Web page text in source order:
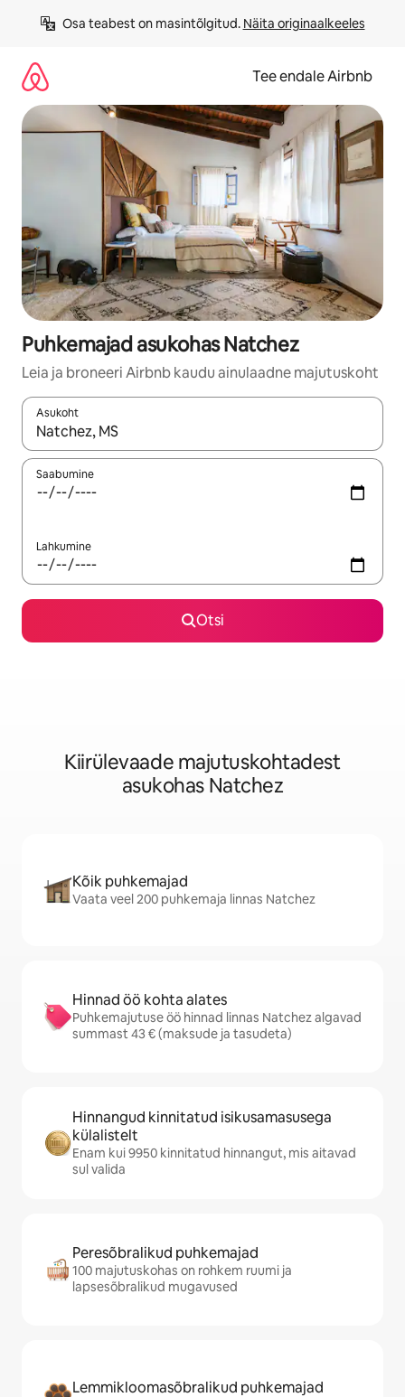
Osa teabest on masintõlgitud. Näita originaalkeeles
Tee endale Airbnb
Puhkemajad asukohas Natchez
Leia ja broneeri Airbnb kaudu ainulaadne majutuskoht
Asukoht
Kui tulemused on kuvatud, liigu ekraanil nooleklahvidega või
Saabumine
Lahkumine
Otsi
Kiirülevaade majutuskohtadest
asukohas Natchez
Kõik puhkemajad
Vaata veel 200 puhkemaja linnas Natchez
Hinnad öö kohta alates
Puhkemajutuse öö hinnad linnas Natchez algavad
summast 43 € (maksude ja tasudeta)
Hinnangud kinnitatud isikusamasusega
külalistelt
Enam kui 9950 kinnitatud hinnangut, mis aitavad
sul valida
Peresõbralikud puhkemajad
100 majutuskohas on rohkem ruumi ja
lapsesõbralikud mugavused
Lemmikloomasõbralikud puhkemajad